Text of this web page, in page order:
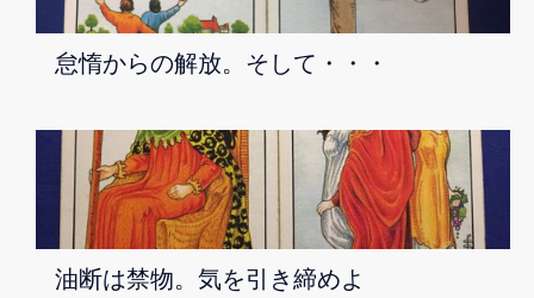
怠惰からの解放。そして・・・
油断は禁物。気を引き締めよ